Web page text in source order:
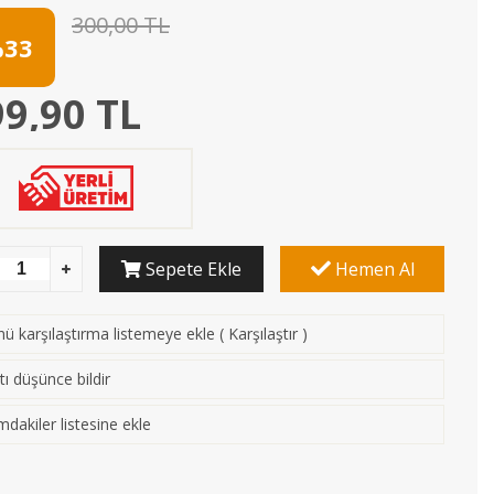
300,00 TL
TL
Sepete Ekle Hemen Al
karşılaştırma listemeye ekle ( Karşılaştır )
düşünce bildir
listesine ekle